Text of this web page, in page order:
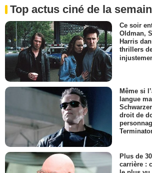
Top actus ciné de la
Ce soir
Oldman,
Harris
thrillers
Même si
langue
droit de
Plus de
carrière :